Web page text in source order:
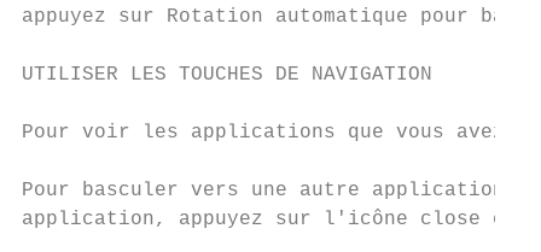
appuyez sur Rotation automatique pour
UTILISER LES TOUCHES DE NAVIGATION
Pour voir les applications que vous avez
Pour basculer vers une autre application,
application, appuyez sur l'icône close en